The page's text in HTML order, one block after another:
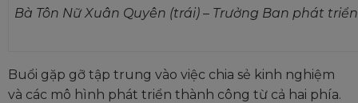
Bà Tôn Nữ Xuân Quyên (trái) – Trưởng Ban phát
Buổi gặp gỡ tập trung vào việc chia sẻ kinh nghiệm
và các mô hình phát triển thành công từ cả hai phía.